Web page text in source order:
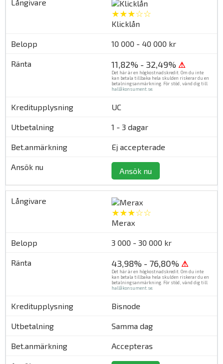
★★★☆☆
Klicklån
10 000 - 40 000 kr
11,82% - 32,49% ⚠
Det här är en högkostnadskredit. Om du inte
kan betala tillbaka hela skulden riskerar du en
betalningsanmärkning. För stöd, vänd dig till
hallåkonsument.se.
UC
1 - 3 dagar
Ej accepterade
Ansök nu
★★★☆☆
Merax
3 000 - 30 000 kr
43,98% - 76,80% ⚠
Det här är en högkostnadskredit. Om du inte
kan betala tillbaka hela skulden riskerar du en
betalningsanmärkning. För stöd, vänd dig till
hallåkonsument.se
Bisnode
Samma dag
Accepteras